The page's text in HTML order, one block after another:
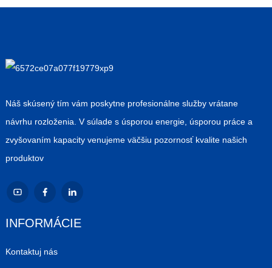
Náš skúsený tím vám poskytne profesionálne služby vrátane
návrhu rozloženia. V súlade s úsporou energie, úsporou práce a
zvyšovaním kapacity venujeme väčšiu pozornosť kvalite našich
produktov
INFORMÁCIE
Kontaktuj nás